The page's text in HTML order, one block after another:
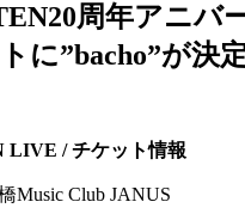
周年アニバ
に”bacho”が決定
LIVE / チケット情報
Music Club JANUS